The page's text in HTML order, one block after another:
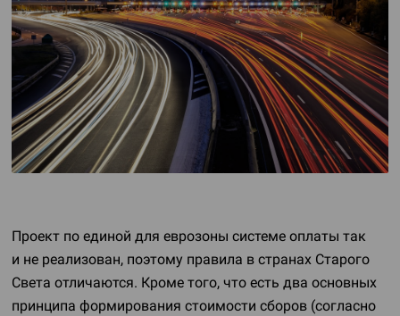
Проект по единой для еврозоны системе оплаты так
и не реализован, поэтому правила в странах Старого
Света отличаются. Кроме того, что есть два основных
принципа формирования стоимости сборов (согласно